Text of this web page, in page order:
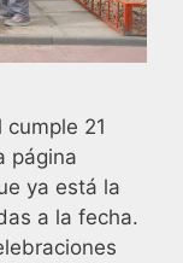
21
página
ya está la
a la fecha.